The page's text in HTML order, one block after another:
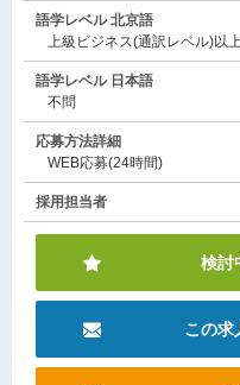
語学レベル 北京語
上級ビジネス(通訳レベル)以
語学レベル 日本語
不問
応募方法詳細
WEB応募(24時間)
採用担当者
検討
この求